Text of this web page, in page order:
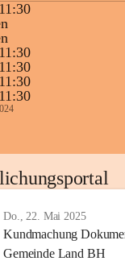
11:30
11:30
11:30
11:30
11:30
Do., 22. Mai 2025
Kundmachung
Gemeinde Land BH